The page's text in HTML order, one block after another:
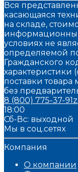
Вся
касающаяся
на складе,
условиях не
определяемой
Гражданского
поставки
без
8 (800) 775-37-91
18:00
Сб-Вс: выходной
Мы в соц.сетях
Компания
О компании